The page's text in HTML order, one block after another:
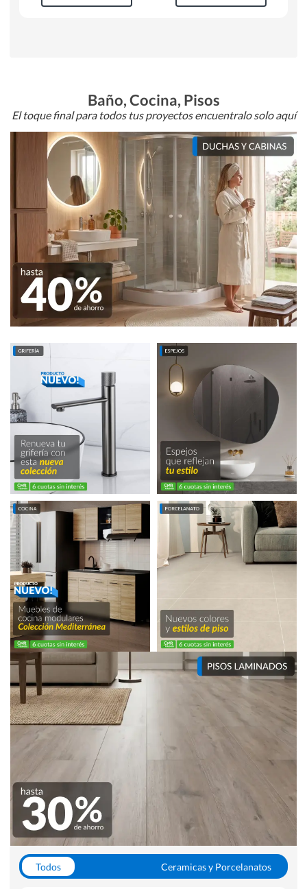
Baño, Cocina, Pisos
El toque final para todos tus proyectos encuentralo solo aquí
Todos
Ceramicas y Porcelanatos